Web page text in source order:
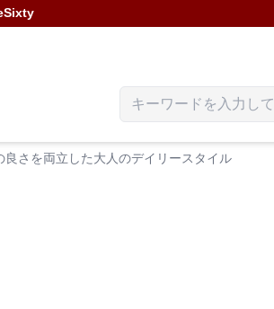
さを両立した大人のデイリースタイル